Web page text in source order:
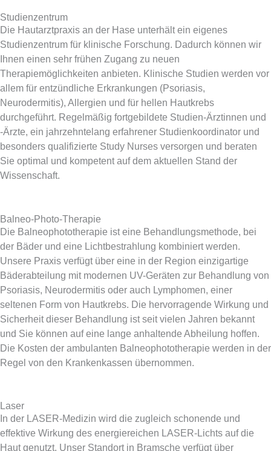
Studienzentrum
Die Hautarztpraxis an der Hase unterhält ein eigenes
Studienzentrum für klinische Forschung. Dadurch können wir
Ihnen einen sehr frühen Zugang zu neuen
Therapiemöglichkeiten anbieten. Klinische Studien werden vor
allem für entzündliche Erkrankungen (Psoriasis,
Neurodermitis), Allergien und für hellen Hautkrebs
durchgeführt. Regelmäßig fortgebildete Studien-Ärztinnen und
-Ärzte, ein jahrzehntelang erfahrener Studienkoordinator und
besonders qualifizierte Study Nurses versorgen und beraten
Sie optimal und kompetent auf dem aktuellen Stand der
Wissenschaft.
Balneo-Photo-Therapie
Die Balneophototherapie ist eine Behandlungsmethode, bei
der Bäder und eine Lichtbestrahlung kombiniert werden.
Unsere Praxis verfügt über eine in der Region einzigartige
Bäderabteilung mit modernen UV-Geräten zur Behandlung von
Psoriasis, Neurodermitis oder auch Lymphomen, einer
seltenen Form von Hautkrebs. Die hervorragende Wirkung und
Sicherheit dieser Behandlung ist seit vielen Jahren bekannt
und Sie können auf eine lange anhaltende Abheilung hoffen.
Die Kosten der ambulanten Balneophototherapie werden in der
Regel von den Krankenkassen übernommen.
Laser
In der LASER-Medizin wird die zugleich schonende und
effektive Wirkung des energiereichen LASER-Lichts auf die
Haut genutzt. Unser Standort in Bramsche verfügt über